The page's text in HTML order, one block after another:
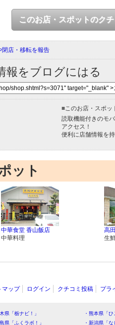
このお店・スポットのク
閉店・移転を報告
報をブログにはる
■このお店・スポッ
読取機能付きのモ
アクセス！
便利に店舗情報を
ット
中華食堂 香山飯店
中華料理
高
生
マップ ログイン クチコミ投稿 プラ
県「栃ナビ！」
・熊本県「
県「ふくラボ！」
・新潟県「